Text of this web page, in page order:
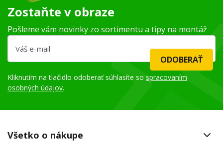
Zostaňte v obraze
Pošleme vám novinky zo sortimentu a tipy na montáž
ODOBERAŤ
Kliknutím na tlačidlo odoberať súhlasíte so spracovaním
osobných údajov.
Všetko o nákupe